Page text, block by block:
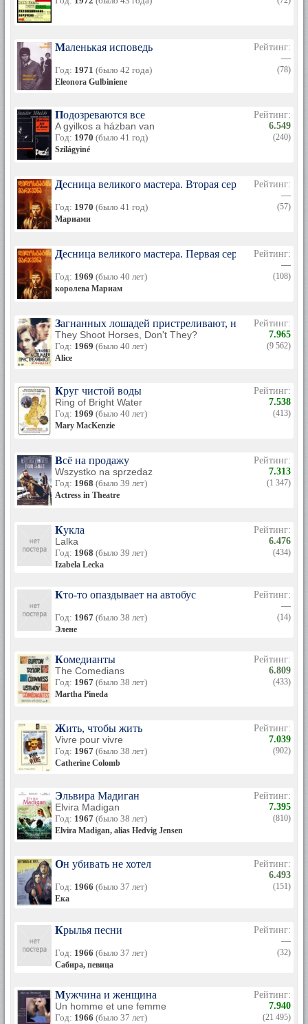
Маленькая исповедь
Год: 1971 (было 42 года)
Eleonora Gulbiniene
Рейтинг:
—
(78)
Подозреваются все
A gyilkos a házban van
Год: 1970 (было 41 год)
Szilágyiné
Рейтинг:
6.549
(240)
Десница великого мастера. Вторая серия
Год: 1970 (было 41 год)
Мариами
Рейтинг:
—
(57)
Десница великого мастера. Первая серия
Год: 1969 (было 40 лет)
королева Мариам
Рейтинг:
—
(108)
Загнанных лошадей пристреливают, не правда ли?
They Shoot Horses, Don't They?
Год: 1969 (было 40 лет)
Alice
Рейтинг:
7.965
(9 562)
Круг чистой воды
Ring of Bright Water
Год: 1969 (было 40 лет)
Mary MacKenzie
Рейтинг:
7.538
(413)
Всё на продажу
Wszystko na sprzedaz
Год: 1968 (было 39 лет)
Actress in Theatre
Рейтинг:
7.313
(1 347)
Кукла
Lalka
Год: 1968 (было 39 лет)
Izabela Lecka
Рейтинг:
6.476
(434)
Кто-то опаздывает на автобус
Год: 1967 (было 38 лет)
Элене
Рейтинг:
—
(14)
Комедианты
The Comedians
Год: 1967 (было 38 лет)
Martha Pineda
Рейтинг:
6.809
(433)
Жить, чтобы жить
Vivre pour vivre
Год: 1967 (было 38 лет)
Catherine Colomb
Рейтинг:
7.039
(902)
Эльвира Мадиган
Elvira Madigan
Год: 1967 (было 38 лет)
Elvira Madigan, alias Hedvig Jensen
Рейтинг:
7.395
(810)
Он убивать не хотел
Год: 1966 (было 37 лет)
Ека
Рейтинг:
6.493
(151)
Крылья песни
Год: 1966 (было 37 лет)
Сабира, певица
Рейтинг:
—
(32)
Мужчина и женщина
Un homme et une femme
Год: 1966 (было 37 лет)
Рейтинг:
7.940
(21 495)